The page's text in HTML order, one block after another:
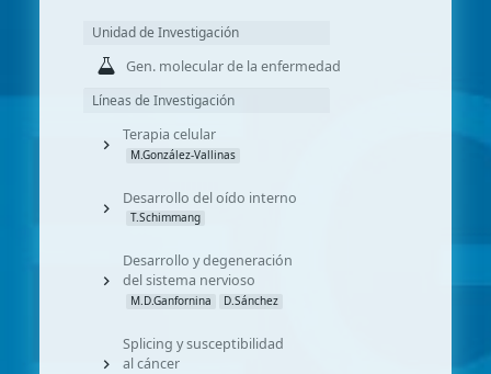
Unidad de Investigación
Gen. molecular de la enfermedad
Líneas de Investigación
Terapia celular
M.González-Vallinas
Desarrollo del oído interno
T.Schimmang
Desarrollo y degeneración
del sistema nervioso
M.D.Ganfornina D.Sánchez
Splicing y susceptibilidad
al cáncer